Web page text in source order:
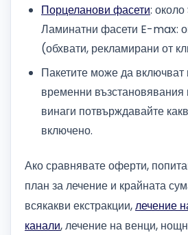
Порцеланови фасети:
Ламинатни фасети E-max:
(обхвати, рекламирани от
Пакетите може да
временни
винаги потвърждавайте
включено.
Ако сравнявате оферти,
план за лечение и крайната
всякакви екстракции,лечение
канали, лечение на венци,